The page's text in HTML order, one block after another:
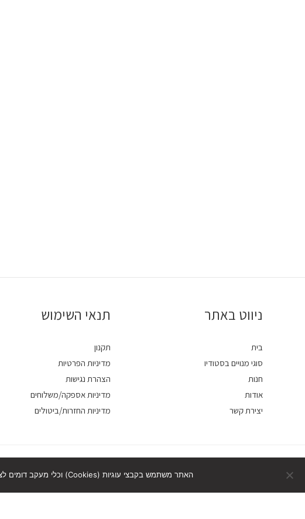
ניווט באתר
בית
סוגי מנויים בסטודיו
חנות
אודות
יצירת קשר
תנאי השימוש
תקנון
מדיניות הפרטיות
הצהרת נגישות
מדיניות אספקה/משלוחים
מדיניות החזרות/ביטולים
האתר משתמש בקבצי עוגיות (Cookies) וכלי מעקב דומים לצורכי תפעול ושיפור חוויית הגלישה. המשך הגלישה באתר מהווה הסכמה לשימוש זה.